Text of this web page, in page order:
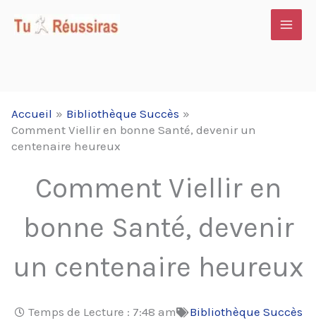
Accueil
Bibliothèque Succès
Comment Viellir en bonne Santé, devenir un
centenaire heureux
Comment Viellir en
bonne Santé, devenir
un centenaire heureux
Temps de Lecture : 7:48 am Bibliothèque Succès